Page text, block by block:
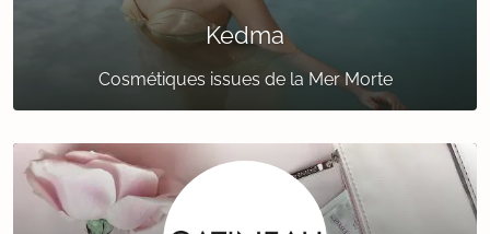
Kedma
Cosmétiques issues de la Mer Morte